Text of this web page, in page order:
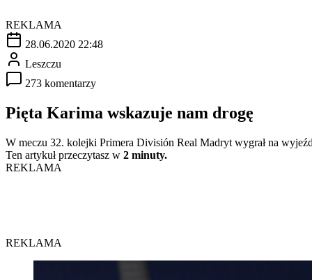
REKLAMA
28.06.2020 22:48
Leszczu
273 komentarzy
Pięta Karima wskazuje nam drogę
W meczu 32. kolejki Primera División Real Madryt wygrał na
Ten artykuł przeczytasz w 2 minuty.
REKLAMA
REKLAMA